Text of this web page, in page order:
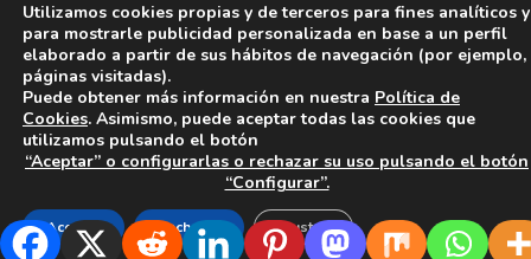
Utilizamos cookies propias y de terceros para fines analíticos y
para mostrarle publicidad personalizada en base a un perfil
elaborado a partir de sus hábitos de navegación (por ejemplo,
páginas visitadas).
Puede obtener más información en nuestra Política de
Cookies. Asimismo, puede aceptar todas las cookies que
utilizamos pulsando el botón
“Aceptar” o configurarlas o rechazar su uso pulsando el botón
“Configurar”.
Aceptar Rechazar Ajustes